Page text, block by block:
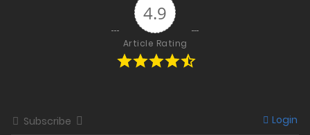
4.9
Article Rating
Subscribe Login